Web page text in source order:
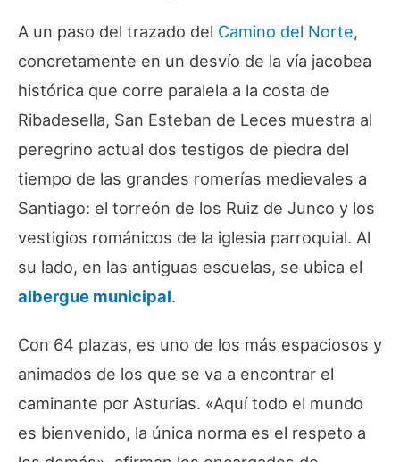
A un paso del trazado del Camino del Norte,
concretamente en un desvío de la vía jacobea
histórica que corre paralela a la costa de
Ribadesella, San Esteban de Leces muestra al
peregrino actual dos testigos de piedra del
tiempo de las grandes romerías medievales a
Santiago: el torreón de los Ruiz de Junco y los
vestigios románicos de la iglesia parroquial. Al
su lado, en las antiguas escuelas, se ubica el
albergue municipal.
Con 64 plazas, es uno de los más espaciosos y
animados de los que se va a encontrar el
caminante por Asturias. «Aquí todo el mundo
es bienvenido, la única norma es el respeto a